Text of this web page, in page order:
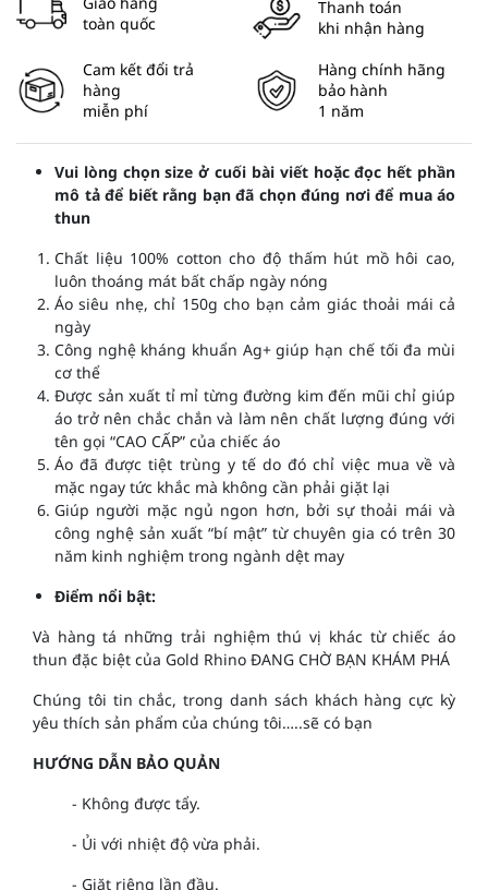
toàn quốc
Thanh toán
khi nhận hàng
Cam kết đổi trả
hàng
miễn phí
Hàng chính hãng
bảo hành
1 năm
Vui lòng chọn size ở cuối bài viết hoặc đọc hết phần
mô tả để biết rằng bạn đã chọn đúng nơi để mua áo
thun
Chất liệu 100% cotton cho độ thấm hút mồ hôi cao,
luôn thoáng mát bất chấp ngày nóng
Áo siêu nhẹ, chỉ 150g cho bạn cảm giác thoải mái cả
ngày
Công nghệ kháng khuẩn Ag+ giúp hạn chế tối đa mùi
cơ thể
Được sản xuất tỉ mỉ từng đường kim đến mũi chỉ giúp
áo trở nên chắc chắn và làm nên chất lượng đúng với
tên gọi “CAO CẤP” của chiếc áo
Áo đã được tiệt trùng y tế do đó chỉ việc mua về và
mặc ngay tức khắc mà không cần phải giặt lại
Giúp người mặc ngủ ngon hơn, bởi sự thoải mái và
công nghệ sản xuất “bí mật” từ chuyên gia có trên 30
năm kinh nghiệm trong ngành dệt may
Điểm nổi bật:
Và hàng tá những trải nghiệm thú vị khác từ chiếc áo
thun đặc biệt của Gold Rhino ĐANG CHỜ BẠN KHÁM PHÁ
Chúng tôi tin chắc, trong danh sách khách hàng cực kỳ
yêu thích sản phẩm của chúng tôi…..sẽ có bạn
HƯỚNG DẪN BẢO QUẢN
- Không được tẩy.
- Ủi với nhiệt độ vừa phải.
- Giặt riêng lần đầu.